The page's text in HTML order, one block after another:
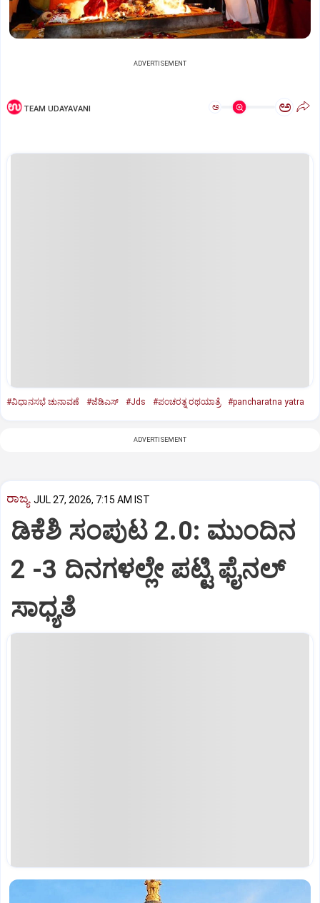
ADVERTISEMENT
TEAM UDAYAVANI ಅ ಅ
#ವಿಧಾನಸಭೆ ಚುನಾವಣೆ #ಜೆಡಿಎಸ್‌ #Jds #ಪಂಚರತ್ನ ರಥಯಾತ್ರೆ #pancharatna yatra
ADVERTISEMENT
ರಾಜ್ಯ JUL 27, 2026, 7:15 AM IST
ಡಿಕೆಶಿ ಸಂಪುಟ 2.0: ಮುಂದಿನ
2 -3 ದಿನಗಳಲ್ಲೇ ಪಟ್ಟಿ ಫೈನಲ್‌
ಸಾಧ್ಯತೆ